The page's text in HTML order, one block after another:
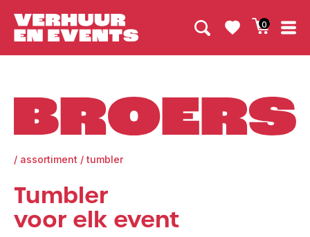
0
/ assortiment / tumbler
Tumbler
voor elk event